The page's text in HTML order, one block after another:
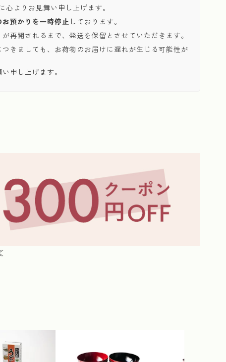
よりお見舞い申し上げます。
預かりを一時停止 しております。
再開されるまで、発送を保留とさせていただきます。
きましても、お荷物のお届けに遅れが生じる可能性が
申し上げます。